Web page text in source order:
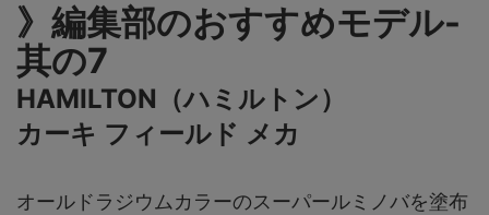
》編集部のおすすめモデル-
其の7
HAMILTON（ハミルトン）
カーキ フィールド メカ
オールドラジウムカラーのスーパールミノバを塗布